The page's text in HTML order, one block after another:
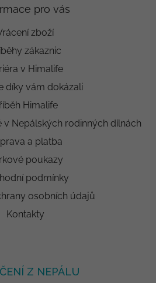
pro vás
zboží
zákaznic
v Himalife
díky vám dokázali
Himalife
v Nepálských rodinných dílnách
a platba
poukazy
podmínky
osobních údajů
Kontakty
Z NEPÁLU